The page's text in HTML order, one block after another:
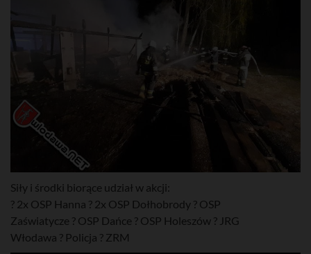
Siły i środki biorące udział w akcji:
? 2x OSP Hanna ? 2x OSP Dołhobrody ? OSP
Zaświatycze ? OSP Dańce ? OSP Holeszów ? JRG
Włodawa ? Policja ? ZRM